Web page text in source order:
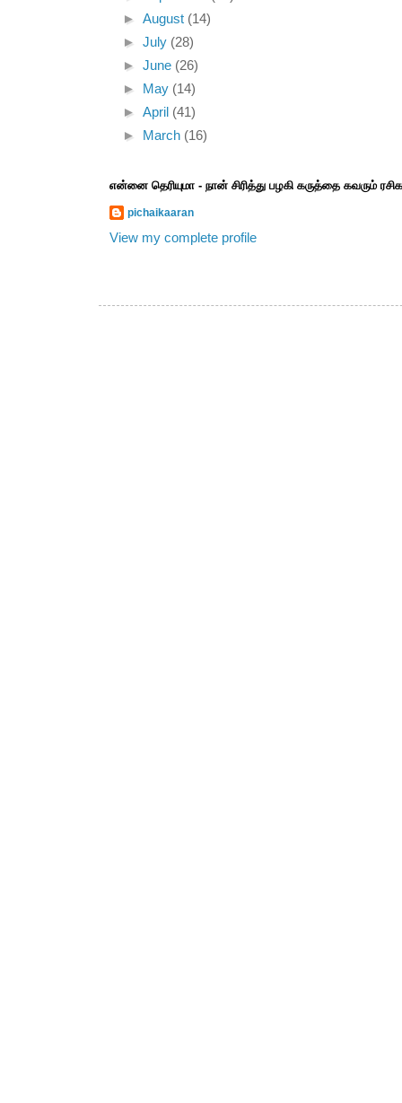
►August (14)
►July (28)
►June (26)
►
May (14)
►April (41)
►
March (16)
என்னை தெரியுமா - நான் சிரித்து பழகி கருத்தை கவரும்
pichaikaaran
View my complete profile